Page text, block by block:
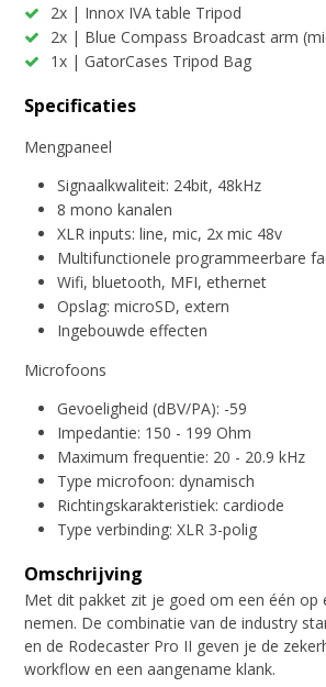
2x | Innox IVA table Tripod
2x | Blue Compass Broadcast arm
1x | GatorCases Tripod Bag
Specificaties
Mengpaneel
Signaalkwaliteit: 24bit, 48kHz
8 mono kanalen
XLR inputs: line, mic, 2x mic 48v
Multifunctionele programmeerbare
Wifi, bluetooth, MFI, ethernet
Opslag: microSD, extern
Ingebouwde effecten
Microfoons
Gevoeligheid (dBV/PA): -59
Impedantie: 150 - 199 Ohm
Maximum frequentie: 20 - 20.9 kHz
Type microfoon: dynamisch
Richtingskarakteristiek: cardiode
Type verbinding: XLR 3-polig
Omschrijving
Met dit pakket zit je goed om een één op
nemen. De combinatie van de industry
en de Rodecaster Pro II geven je de
workflow en een aangename klank.